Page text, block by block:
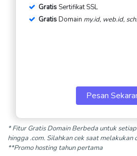
Gratis Sertifikat SSL
GratisDomain my.id, web.id,
Pesan
* Fitur Gratis Domain Berbeda untuk
hingga .com. Silahkan cek saat melakukan
**Promo hosting tahun pertama